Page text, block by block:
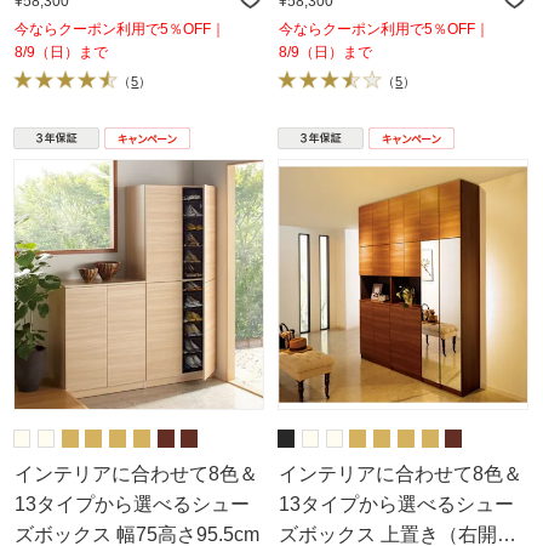
今ならクーポン利用で5％OFF｜
8/9（日）まで
（5）
今ならクーポン利用で5％OFF｜
8/9（日）まで
（5）
インテリアに合わせて8色＆
13タイプから選べるシュー
ズボックス 幅75高さ95.5cm
インテリアに合わせて8色＆
13タイプから選べるシュー
ズボックス 上置き（右開